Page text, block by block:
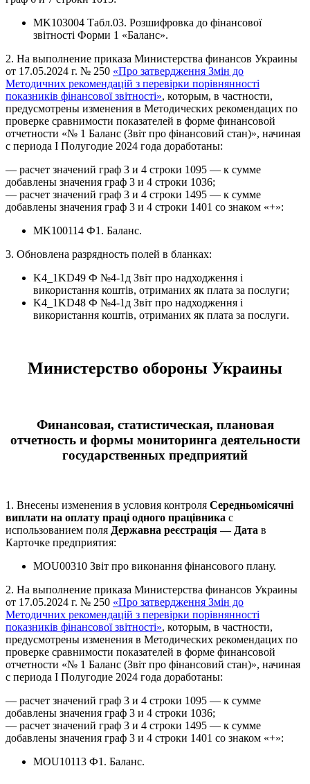
MK103004 Табл.03. Розшифровка до фінансової
звітності Форми 1 «Баланс».
2. На выполнение приказа Министерства финансов Украины
от 17.05.2024 г. № 250 «Про затвердження Змін до
Методичних рекомендацій з перевірки порівнянності
показників фінансової звітності», которым, в частности,
предусмотрены изменения в Методических рекомендацих по
проверке сравнимости показателей в форме финансовой
отчетности «№ 1 Баланс (Звіт про фінансовий стан)», начиная
с периода І Полугодие 2024 года доработаны:
— расчет значений граф 3 и 4 строки 1095 — к сумме
добавлены значения граф 3 и 4 строки 1036;
— расчет значений граф 3 и 4 строки 1495 — к сумме
добавлены значения граф 3 и 4 строки 1401 со знаком «+»:
MK100114 Ф1. Баланс.
3. Обновлена разрядность полей в бланках:
K4_1KD49 Ф №4-1д Звіт про надходження і
використання коштів, отриманих як плата за послуги;
K4_1KD48 Ф №4-1д Звіт про надходження і
використання коштів, отриманих як плата за послуги.
Министерство обороны Украины
Финансовая, статистическая, плановая
отчетность и формы мониторинга деятельности
государственных предприятий
1. Внесены изменения в условия контроля Середньомісячні
виплати на оплату праці одного працівника с
использованием поля Державна реєстрація — Дата в
Карточке предприятия:
MOU00310 Звіт про виконання фінансового плану.
2. На выполнение приказа Министерства финансов Украины
от 17.05.2024 г. № 250 «Про затвердження Змін до
Методичних рекомендацій з перевірки порівнянності
показників фінансової звітності», которым, в частности,
предусмотрены изменения в Методических рекомендацих по
проверке сравнимости показателей в форме финансовой
отчетности «№ 1 Баланс (Звіт про фінансовий стан)», начиная
с периода І Полугодие 2024 года доработаны:
— расчет значений граф 3 и 4 строки 1095 — к сумме
добавлены значения граф 3 и 4 строки 1036;
— расчет значений граф 3 и 4 строки 1495 — к сумме
добавлены значения граф 3 и 4 строки 1401 со знаком «+»:
MOU10113 Ф1. Баланс.